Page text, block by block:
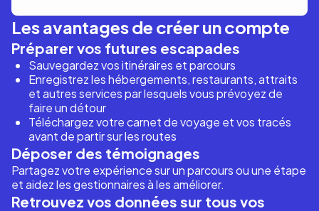
Les avantages de créer un compte
Préparer vos futures escapades
Sauvegardez vos itinéraires et parcours
Enregistrez les hébergements, restaurants, attraits
et autres services par lesquels vous prévoyez de
faire un détour
Téléchargez votre carnet de voyage et vos tracés
avant de partir sur les routes
Déposer des témoignages
Partagez votre expérience sur un parcours ou une étape
et aidez les gestionnaires à les améliorer.
Retrouvez vos données sur tous vos